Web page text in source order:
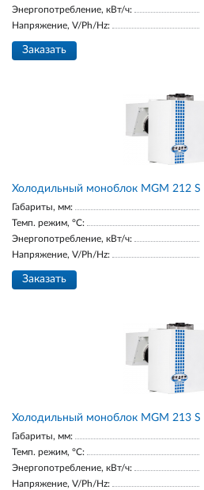
Энергопотребление, кВт/ч:
Напряжение, V/Ph/Hz:
Заказать
Холодильный моноблок MGM 212 S
Габариты, мм:
Темп. режим, °С:
Энергопотребление, кВт/ч:
Напряжение, V/Ph/Hz:
Заказать
Холодильный моноблок MGM 213 S
Габариты, мм:
Темп. режим, °С:
Энергопотребление, кВт/ч:
Напряжение, V/Ph/Hz: